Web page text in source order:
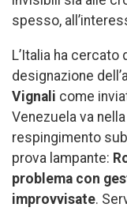
spesso,
L’Italia ha
designazione
Vignali come
Venezuela va
respingimento
prova lampante:
problema con
improvvisate.